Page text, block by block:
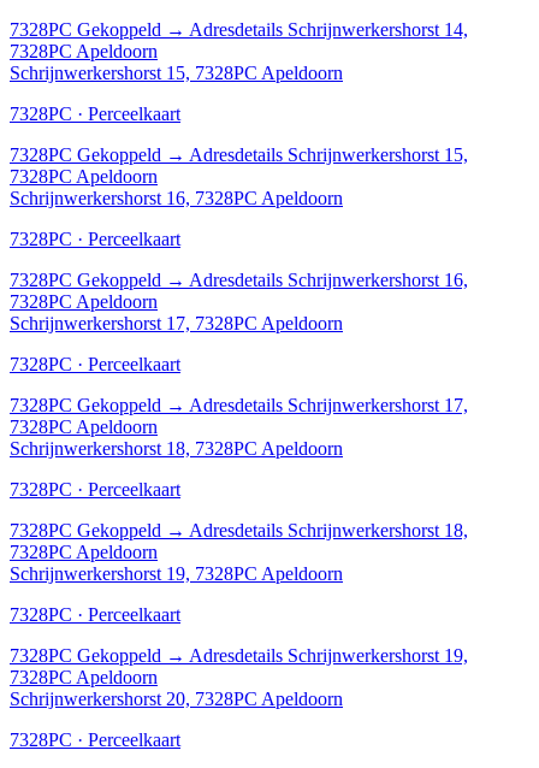
7328PC Gekoppeld → Adresdetails Schrijnwerkershorst 14,
7328PC Apeldoorn
Schrijnwerkershorst 15, 7328PC Apeldoorn
7328PC · Perceelkaart
7328PC Gekoppeld → Adresdetails Schrijnwerkershorst 15,
7328PC Apeldoorn
Schrijnwerkershorst 16, 7328PC Apeldoorn
7328PC · Perceelkaart
7328PC Gekoppeld → Adresdetails Schrijnwerkershorst 16,
7328PC Apeldoorn
Schrijnwerkershorst 17, 7328PC Apeldoorn
7328PC · Perceelkaart
7328PC Gekoppeld → Adresdetails Schrijnwerkershorst 17,
7328PC Apeldoorn
Schrijnwerkershorst 18, 7328PC Apeldoorn
7328PC · Perceelkaart
7328PC Gekoppeld → Adresdetails Schrijnwerkershorst 18,
7328PC Apeldoorn
Schrijnwerkershorst 19, 7328PC Apeldoorn
7328PC · Perceelkaart
7328PC Gekoppeld → Adresdetails Schrijnwerkershorst 19,
7328PC Apeldoorn
Schrijnwerkershorst 20, 7328PC Apeldoorn
7328PC · Perceelkaart